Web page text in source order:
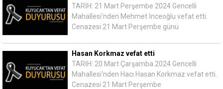
TARİH: 21 Mart Perşembe 2024 Gencelli
Mahallesi'nden Mehmet İnceoğlu vefat etti.
Cenazesi 21 Mart Perşembe günü
Hasan Korkmaz vefat etti
TARİH: 20 Mart Çarşamba 2024 Gencelli
Mahallesi'nden Hacı Hasan Korkmaz vefat etti.
Cenazesi 21 Mart Perşembe